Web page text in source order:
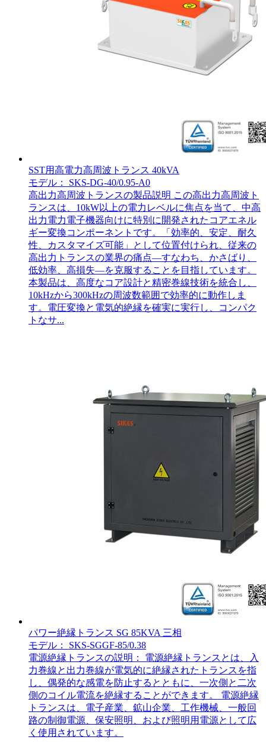
SST用高電力高周波トランス 40kVA
モデル： SKS-DG-40/0.95-A0
高出力高周波トランスの製品説明 この高出力高周波ト
ランスは、10kW以上の電力レベルに焦点を当て、中高
出力電力電子機器向けに特別に開発されたコアエネル
ギー変換コンポーネントです。「効率的、安定、耐久
性、カスタマイズ可能」として位置付けられ、従来の
高出力トランスの業界の痛点—すなわち、かさばり、
低効率、高損失—を克服することを目指しています。
本製品は、高度なコア設計と精密巻線技術を統合し、
10kHzから300kHzの周波数範囲で効率的に動作しま
す。電圧変換と電気的絶縁を確実に実行し、コンパク
トなサ...
パワー絶縁トランス SG 85KVA 三相
モデル： SKS-SGGF-85/0.38
電源絶縁トランスの説明： 電源絶縁トランスとは、入
力巻線と出力巻線が電気的に絶縁されたトランスを指
し、偶発的な感電を防止するとともに、一次側と二次
側のコイル電流を絶縁することができます。 電源絶縁
トランスは、電子産業、鉱山企業、工作機械、一般回
路の制御電源、保安照明、および照明用電源として広
く使用されています。